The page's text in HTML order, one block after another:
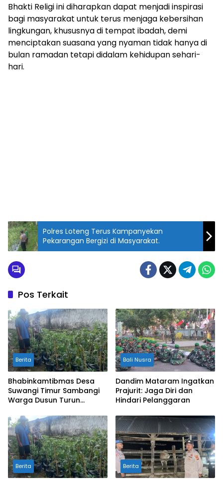
Bhakti Religi ini diharapkan dapat menjadi inspirasi
bagi masyarakat untuk terus menjaga kebersihan
lingkungan, khususnya di tempat ibadah, demi
menciptakan suasana yang nyaman tidak hanya di
bulan ramadan tetapi didalam kehidupan sehari-
hari.
Polres Loteng Terus Kampanyekan
Pekarangan Bergizi di Masyarakat.
Pos Terkait
Berita
Bhabinkamtibmas Desa
Suwangi Timur Sambangi
Warga Dusun Turun
Bersama Jaga Kamtibmas
Bali Nusra
Dandim Mataram Ingatkan
Prajurit: Jaga Diri dan
Hindari Pelanggaran
Berita Berita